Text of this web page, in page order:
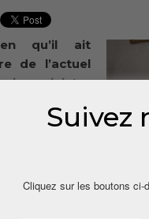
qu’il ait
de l’actuel
ministre
que
d’Alpha
par un
Marc Telliano
la Guinée
Suivez
Cliquez sur les boutons